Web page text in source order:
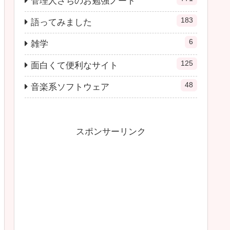
語ってみました 183
雑学 6
面白くて便利なサイト 125
音楽系ソフトウェア 48
スポンサーリンク